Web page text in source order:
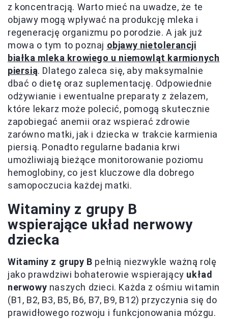
z koncentracją. Warto mieć na uwadze, że te
objawy mogą wpływać na produkcję mleka i
regenerację organizmu po porodzie. A jak już
mowa o tym to poznaj objawy nietolerancji
białka mleka krowiego u niemowląt karmionych
piersią. Dlatego zaleca się, aby maksymalnie
dbać o dietę oraz suplementację. Odpowiednie
odżywianie i ewentualne preparaty z żelazem,
które lekarz może polecić, pomogą skutecznie
zapobiegać anemii oraz wspierać zdrowie
zarówno matki, jak i dziecka w trakcie karmienia
piersią. Ponadto regularne badania krwi
umożliwiają bieżące monitorowanie poziomu
hemoglobiny, co jest kluczowe dla dobrego
samopoczucia każdej matki.
Witaminy z grupy B
wspierające układ nerwowy
dziecka
Witaminy z grupy B pełnią niezwykle ważną rolę
jako prawdziwi bohaterowie wspierający układ
nerwowy naszych dzieci. Każda z ośmiu witamin
(B1, B2, B3, B5, B6, B7, B9, B12) przyczynia się do
prawidłowego rozwoju i funkcjonowania mózgu.